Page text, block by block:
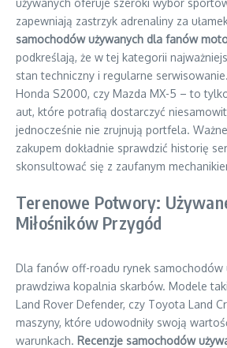
używanych oferuje szeroki wybór
zapewniają zastrzyk adrenaliny za
samochodów używanych dla fanów
podkreślają, że w tej kategorii
stan techniczny i regularne
Honda S2000, czy Mazda MX-5 – to
aut, które potrafią dostarczyć
jednocześnie nie zrujnują portfela.
zakupem dokładnie sprawdzić historię
skonsultować się z zaufanym
Terenowe Potwory:
Miłośników Przygód
Dla fanów off-roadu rynek samochodów
prawdziwa kopalnia skarbów. Modele
Land Rover Defender, czy Toyota Land
maszyny, które udowodniły swoją
warunkach. Recenzje samochodów